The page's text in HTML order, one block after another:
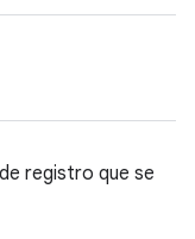
registro que se